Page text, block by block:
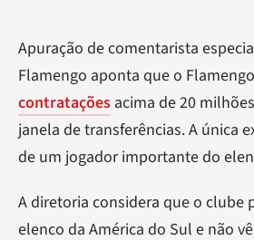
Apuração de comentarista
Flamengo aponta que o
contratações acima de 20
janela de transferências. A única
de um jogador importante do
A diretoria considera que o clube
elenco da América do Sul e não